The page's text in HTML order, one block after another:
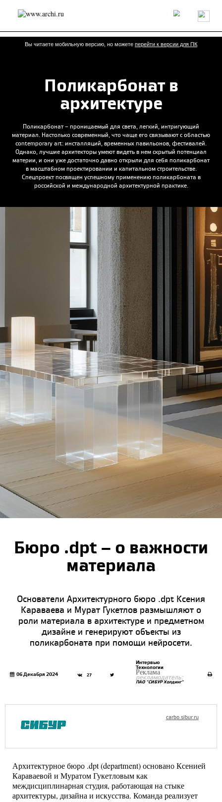
Россия Мир Технологии Интерьер Пресса
Архитекторы
Проекты
Конкурсы События Книги Вакансии
send.project Анонсы конкурсов
Интервью Исследование
Мнение
Объект
Результаты конкурса
Дизайн
Иностранцы в России
Интерьер
Книги
Наследие Образование
Урбанистика
Эко
Вы читаете мобильную версию, но можете перейти к версии для ПК
Поликарбонат в
архитектуре
Поликарбонат – проницаемый для света, легкий, интригующий
материал. Настолько современный, что чаще его связывают с областью
contemporary art: инсталляций, временных павильонов, фестивалей.
Однако, лучшие архитекторы умеют видеть в нем скрытый потенциал
материи, и они уже достаточно давно открыли для себя поликарбонат
в масштабном проектировании и капитальном строительстве.
Спецпроект посвящен успешному применению поликарбоната в
российской и международной архитектурной практике.
Бюро .dpt – о важности
материала
Основатели Архитектурного бюро .dpt Ксения
Караваева и Мурат Гукетлов размышляют о
роли материала в архитектуре и предметном
дизайне и генерируют объекты из
поликарбоната при помощи нейросети.
06 Декабря 2024 27
Интервью
Технологии
Реклама
рекламодатель:
ПАО "СИБУР Холдинг"
carbo.sibur.ru
Архитектурное бюро .dpt (department) основано Ксенией
Караваевой и Муратом Гукетловым как
междисциплинарная студия, работающая на стыке
архитектуры, дизайна и искусства. Команда реализует